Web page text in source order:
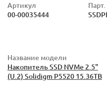
Артикул
00-00035444
Название модели
Накопитель SSD NVMe 2.5"
(U.2) Solidigm P5520 15.36TB